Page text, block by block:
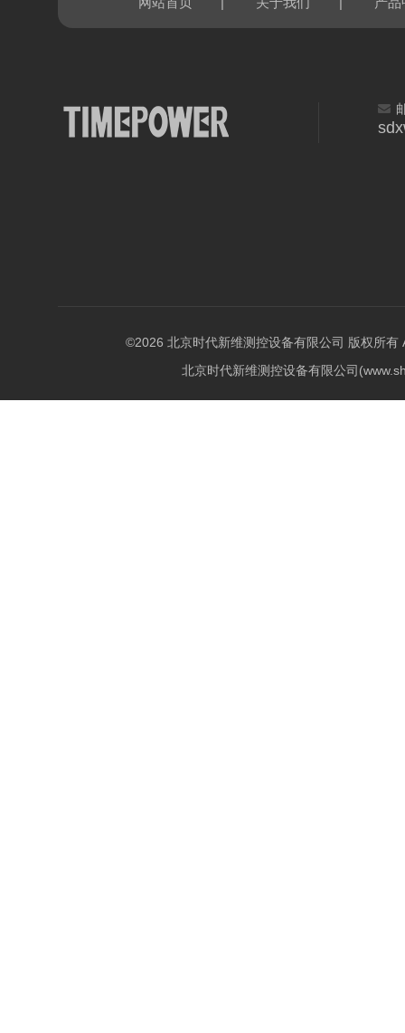
网站首页 关于我们 产品
©2026 北京时代新维测控设备有限公司 版权所有
北京时代新维测控设备有限公司